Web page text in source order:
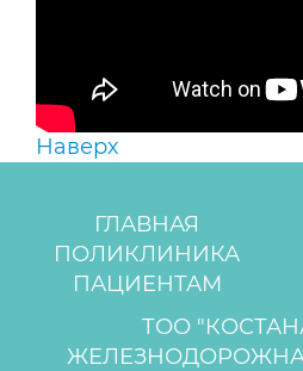
Наверх
ГЛАВНАЯ
ПОЛИКЛИНИКА
ПАЦИЕНТАМ
ТОО